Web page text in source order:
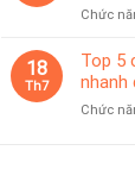
Chức
18
Th7
Top 5
nhanh
Chức